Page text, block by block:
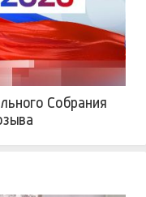
Собрания